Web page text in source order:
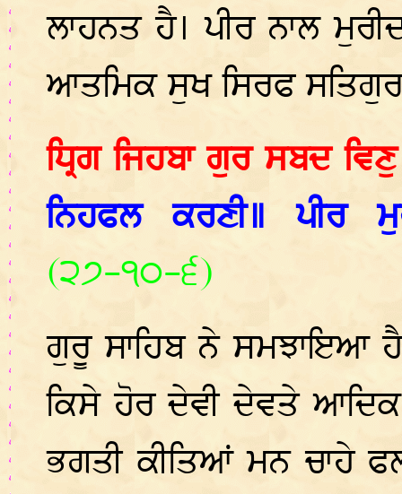
ਲਾਹਨਤ ਹੈ। ਪੀਰ ਨਾਲ
ਆਤਮਿਕ ਸੁਖ ਸਿਰਫ
ਧ੍ਰਿਗ ਜਿਹਬਾ ਗੁਰ ਸਬਦ
ਨਿਹਫਲ ਕਰਣੀ॥ ਪੀਰ
(੨੭-੧੦-੬)
ਗੁਰੂ ਸਾਹਿਬ ਨੇ ਸਮਝਾਇਆ
ਕਿਸੇ ਹੋਰ ਦੇਵੀ ਦੇਵਤੇ ਆਦਿਕ
ਭਗਤੀ ਕੀਤਿਆਂ ਮਨ ਚਾਹੇ